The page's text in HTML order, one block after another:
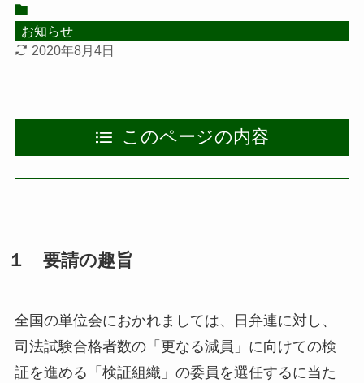
お知らせ
2020年8月4日
このページの内容
１ 要請の趣旨
全国の単位会におかれましては、日弁連に対し、
司法試験合格者数の「更なる減員」に向けての検
証を進める「検証組織」の委員を選任するに当た